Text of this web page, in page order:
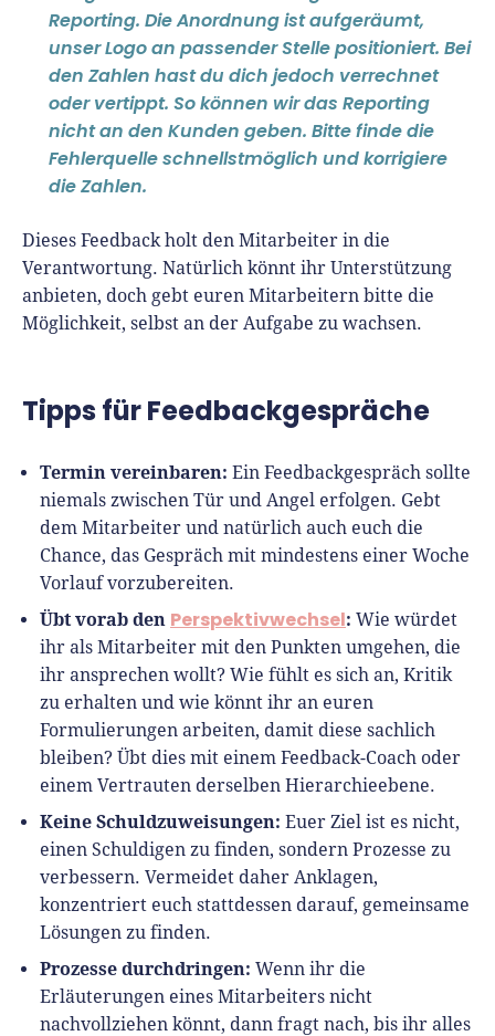
Reporting. Die Anordnung ist aufgeräumt,
unser Logo an passender Stelle positioniert. Bei
den Zahlen hast du dich jedoch verrechnet
oder vertippt. So können wir das Reporting
nicht an den Kunden geben. Bitte finde die
Fehlerquelle schnellstmöglich und korrigiere
die Zahlen.
Dieses Feedback holt den Mitarbeiter in die
Verantwortung. Natürlich könnt ihr Unterstützung
anbieten, doch gebt euren Mitarbeitern bitte die
Möglichkeit, selbst an der Aufgabe zu wachsen.
Tipps für Feedbackgespräche
Termin vereinbaren: Ein Feedbackgespräch sollte
niemals zwischen Tür und Angel erfolgen. Gebt
dem Mitarbeiter und natürlich auch euch die
Chance, das Gespräch mit mindestens einer Woche
Vorlauf vorzubereiten.
Übt vorab den Perspektivwechsel: Wie würdet
ihr als Mitarbeiter mit den Punkten umgehen, die
ihr ansprechen wollt? Wie fühlt es sich an, Kritik
zu erhalten und wie könnt ihr an euren
Formulierungen arbeiten, damit diese sachlich
bleiben? Übt dies mit einem Feedback-Coach oder
einem Vertrauten derselben Hierarchieebene.
Keine Schuldzuweisungen: Euer Ziel ist es nicht,
einen Schuldigen zu finden, sondern Prozesse zu
verbessern. Vermeidet daher Anklagen,
konzentriert euch stattdessen darauf, gemeinsame
Lösungen zu finden.
Prozesse durchdringen: Wenn ihr die
Erläuterungen eines Mitarbeiters nicht
nachvollziehen könnt, dann fragt nach, bis ihr alles